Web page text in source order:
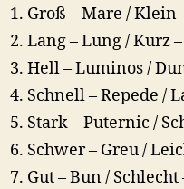
Groß – Mare / Klein
Lang – Lung / Kurz
Hell – Luminos /
Schnell – Repede /
Stark – Puternic /
Schwer – Greu /
Gut – Bun / Schlecht